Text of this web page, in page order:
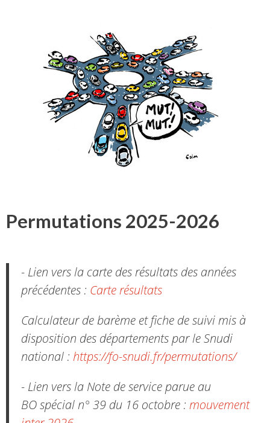
Permutations 2025-2026
- Lien vers la carte des résultats des années
précédentes : Carte résultats
Calculateur de barème et fiche de suivi mis à
disposition des départements par le Snudi
national : https://fo-snudi.fr/permutations/
- Lien vers la Note de service parue au
BO spécial n° 39 du 16 octobre : mouvement